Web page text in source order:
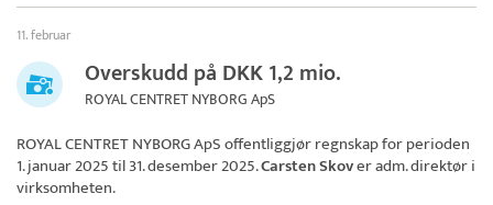
11. februar
Overskudd på DKK 1,2 mio.
ROYAL CENTRET NYBORG ApS
ROYAL CENTRET NYBORG ApSoffentliggjør regnskap for perioden
1. januar 2025 til 31. desember 2025.Carsten Skover adm. direktør i
virksomheten.